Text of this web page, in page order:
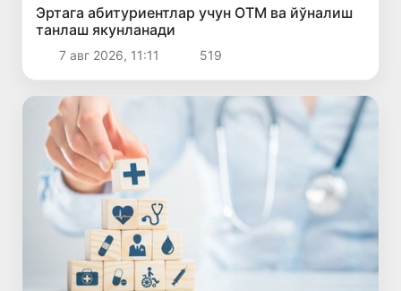
Эртага абитуриентлар учун ОТМ ва йўналиш
танлаш якунланади
7 авг 2026, 11:11 519